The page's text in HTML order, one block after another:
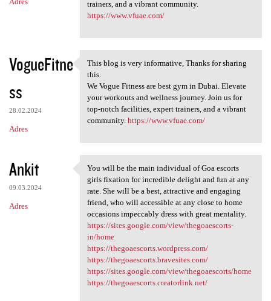
trainers, and a vibrant community.
https://www.vfuae.com/
VogueFitne
ss
28.02.2024
Adres
This blog is very informative
This blog is very informative, Thanks for sharing
this.
We Vogue Fitness are best gym in Dubai. Elevate
your workouts and wellness journey. Join us for
top-notch facilities, expert trainers, and a vibrant
community. https://www.vfuae.com/
Ankit
09.03.2024
Adres
You will be the main
You will be the main individual of Goa escorts
girls fixation for incredible delight and fun at any
rate. She will be a best, attractive and engaging
friend, who will accessible at any close to home
occasions impeccably dress with great mentality.
https://sites.google.com/view/thegoaescorts-
in/home
https://thegoaescorts.wordpress.com/
https://thegoaescorts.bravesites.com/
https://sites.google.com/view/thegoaescorts/home
https://thegoaescorts.creatorlink.net/